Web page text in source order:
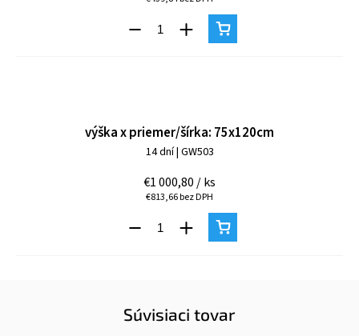
výška x priemer/šírka: 75x120cm
14 dní| GW503
€1 000,80 / ks
€813,66 bez DPH
Súvisiaci tovar